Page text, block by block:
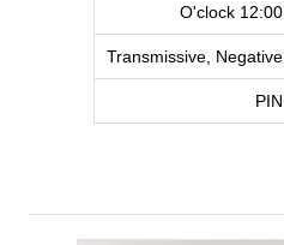
12:00 O'clock
Transmissive, Negative
PIN